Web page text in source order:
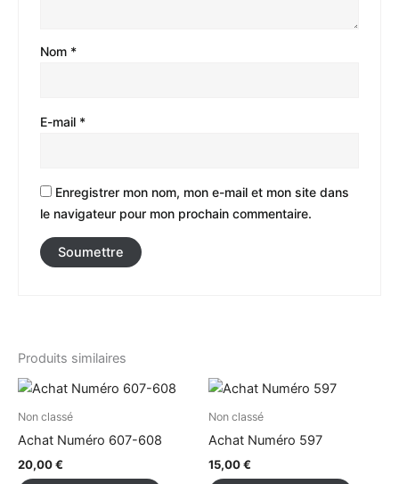
Nom *
E-mail *
Enregistrer mon nom, mon e-mail et mon site dans
le navigateur pour mon prochain commentaire.
Produits similaires
Non classé
Achat Numéro 607-608
20,00€
Non classé
Achat Numéro 597
15,00€